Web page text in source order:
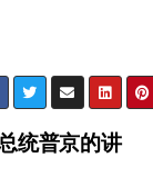
统普京的讲